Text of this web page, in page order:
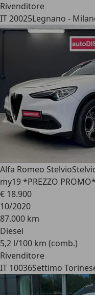
Rivenditore
IT 20025Legnano -
Alfa Romeo Stelvio
my19 *PREZZO PROMO*
€ 18.900
10/2020
87.000 km
Diesel
5,2 l/100 km (comb.)
Rivenditore
IT 10036Settimo